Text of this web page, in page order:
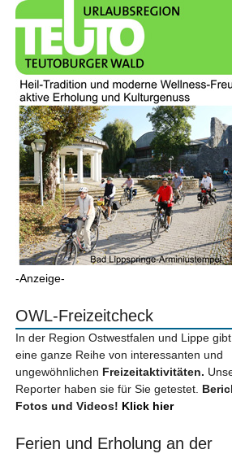
-Anzeige-
OWL-Freizeitcheck
In der Region Ostwestfalen und Lippe
eine ganze Reihe von interessanten und
ungewöhnlichen Freizeitaktivitäten.
Reporter haben sie für Sie getestet.
Fotos und Videos! Klick hier
Ferien und Erholung an der